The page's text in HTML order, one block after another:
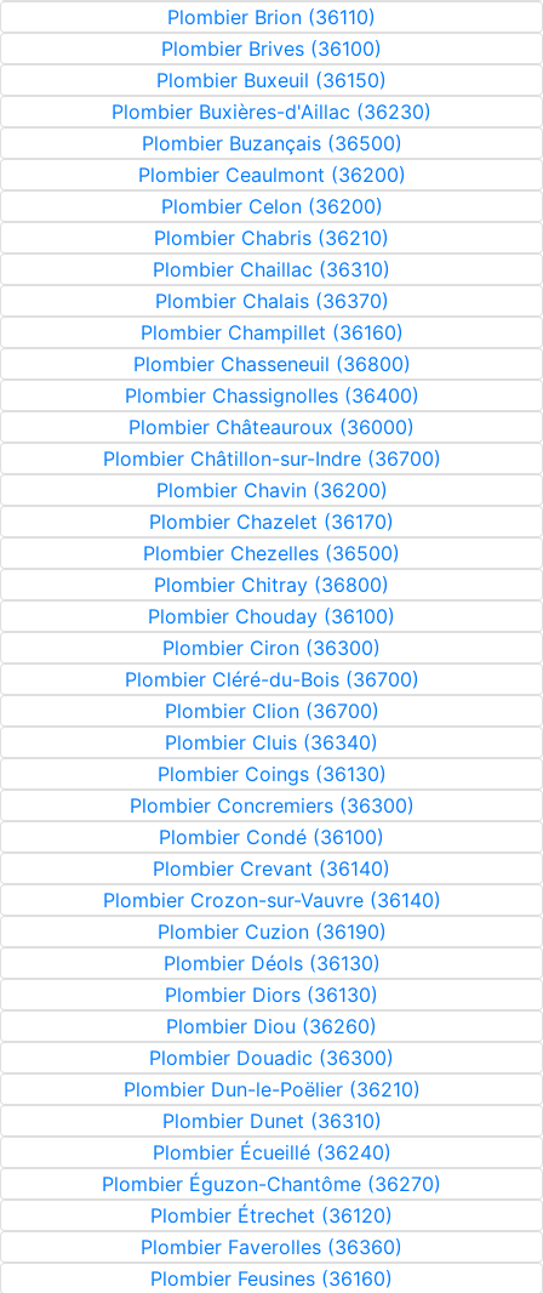
Plombier Brion (36110)
Plombier Brives (36100)
Plombier Buxeuil (36150)
Plombier Buxières-d'Aillac (36230)
Plombier Buzançais (36500)
Plombier Ceaulmont (36200)
Plombier Celon (36200)
Plombier Chabris (36210)
Plombier Chaillac (36310)
Plombier Chalais (36370)
Plombier Champillet (36160)
Plombier Chasseneuil (36800)
Plombier Chassignolles (36400)
Plombier Châteauroux (36000)
Plombier Châtillon-sur-Indre (36700)
Plombier Chavin (36200)
Plombier Chazelet (36170)
Plombier Chezelles (36500)
Plombier Chitray (36800)
Plombier Chouday (36100)
Plombier Ciron (36300)
Plombier Cléré-du-Bois (36700)
Plombier Clion (36700)
Plombier Cluis (36340)
Plombier Coings (36130)
Plombier Concremiers (36300)
Plombier Condé (36100)
Plombier Crevant (36140)
Plombier Crozon-sur-Vauvre (36140)
Plombier Cuzion (36190)
Plombier Déols (36130)
Plombier Diors (36130)
Plombier Diou (36260)
Plombier Douadic (36300)
Plombier Dun-le-Poëlier (36210)
Plombier Dunet (36310)
Plombier Écueillé (36240)
Plombier Éguzon-Chantôme (36270)
Plombier Étrechet (36120)
Plombier Faverolles (36360)
Plombier Feusines (36160)